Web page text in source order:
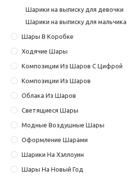
Шарики на выписку для девочки
Шарики на выписку для мальчика
Шары В Коробке
Ходячие Шары
Композиции Из Шаров С Цифрой
Композиции Из Шаров
Облака Из Шаров
Светящиеся Шары
Модные Воздушные Шары
Оформление Шарами
Шарики На Хэллоуин
Шары На Новый Год